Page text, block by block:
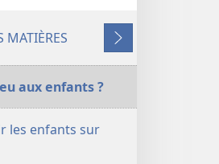
enregistrements
TOUR
GARDE
MATIÈRES
Suivant
aux enfants ?
les enfants sur